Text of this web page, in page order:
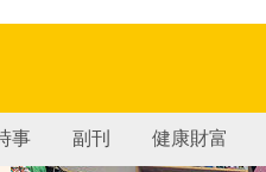
事 副刊 健康財富